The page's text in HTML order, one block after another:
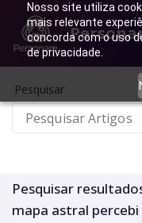
Nosso site utiliza
mais relevante
concorda com o uso
de privacidade.
Pesquisar
Pesquisar
mapa astral